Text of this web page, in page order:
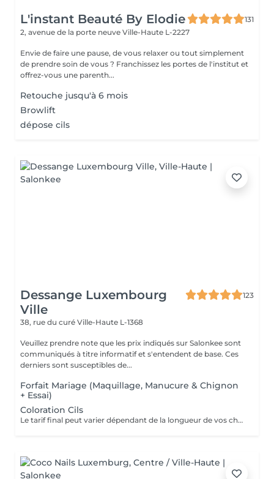
L'instant Beauté By Elodie
131
2, avenue de la porte neuve Ville-Haute L-2227
Envie de faire une pause, de vous relaxer ou tout simplement
de prendre soin de vous ? Franchissez les portes de l'institut et
offrez-vous une parenth...
Retouche jusqu'à 6 mois
Browlift
dépose cils
Dessange Luxembourg
Ville
123
38, rue du curé Ville-Haute L-1368
Veuillez prendre note que les prix indiqués sur Salonkee sont
communiqués à titre informatif et s'entendent de base. Ces
derniers sont susceptibles de...
Forfait Mariage (Maquillage, Manucure & Chignon
+ Essai)
Coloration Cils
Le tarif final peut varier dépendant de la longueur de vos cheveux ainsi que des soins et produits utilisés.